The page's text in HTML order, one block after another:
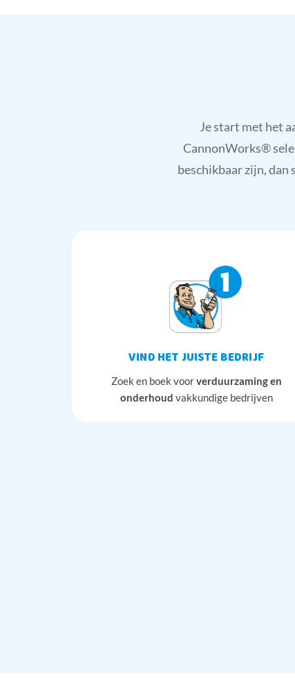
Je start met het
CannonWorks®
beschikbaar zijn, dan
VIND HET JUISTE BEDRIJF
Zoek en boek voorverduurzaming en
onderhoud vakkundige bedrijven